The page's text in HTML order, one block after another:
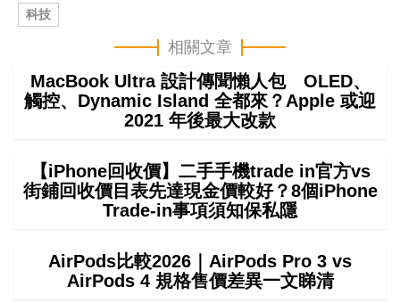
科技
相關文章
MacBook Ultra 設計傳聞懶人包 OLED、
觸控、Dynamic Island 全都來？Apple 或迎
2021 年後最大改款
【iPhone回收價】二手手機trade in官方vs
街鋪回收價目表先達現金價較好？8個iPhone
Trade-in事項須知保私隱
AirPods比較2026｜AirPods Pro 3 vs
AirPods 4 規格售價差異一文睇清